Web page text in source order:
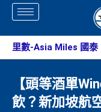
Skip
content
里數-Asia Miles 國泰
【頭等酒單
飲？新加坡航